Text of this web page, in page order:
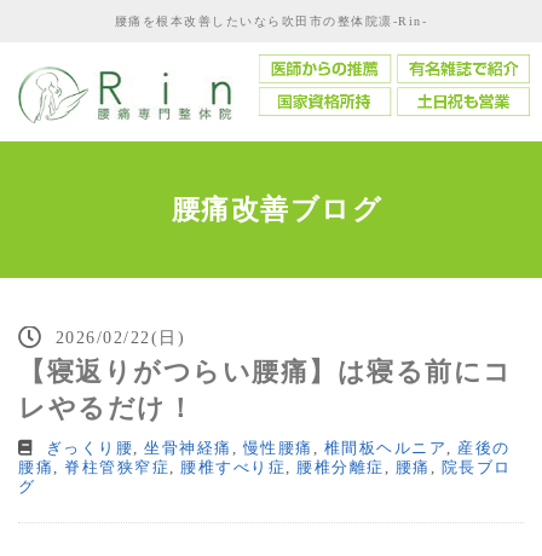
腰痛を根本改善したいなら吹田市の整体院凛-Rin-
腰痛改善ブログ
2026/02/22(日)
【寝返りがつらい腰痛】は寝る前にコ
レやるだけ！
ぎっくり腰, 坐骨神経痛 ,慢性腰痛 , 椎間板ヘルニア , 産後の
腰痛 , 脊柱管狭窄症 , 腰椎すべり症 , 腰椎分離症 , 腰痛 , 院長ブロ
グ